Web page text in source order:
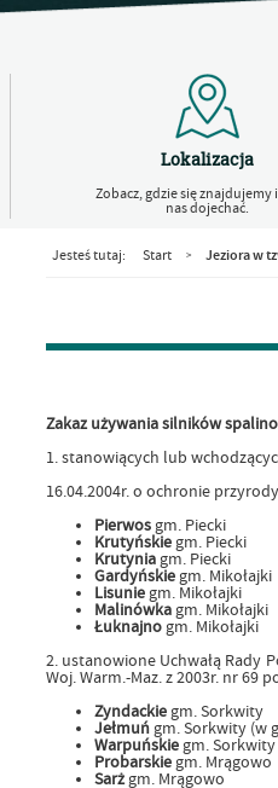
Lokalizacja
Zobacz, gdzie się znajdujemy
nas dojechać.
Jesteś tutaj: Start > Jeziora w
Zakaz używania silników
1. stanowiących lub
16.04.2004r. o ochronie
Pierwosgm. Piecki
Krutyńskiegm. Piecki
Krutyniagm. Piecki
Gardyńskiegm. Mikołajki
Lisuniegm. Mikołajki
Malinówkagm. Mikołajki
Łuknajnogm. Mikołajki
2. ustanowione Uchwałą Rady
Woj. Warm.-Maz. z 2003r. nr 69
Zyndackiegm. Sorkwity
Jełmuńgm. Sorkwity (w
Warpuńskiegm. Sorkwity
Probarskiegm. Mrągowo
Sarżgm. Mrągowo